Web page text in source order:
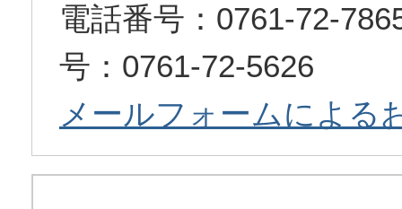
電話番号：0761-72-
号：0761-72-5626
メールフォームによる